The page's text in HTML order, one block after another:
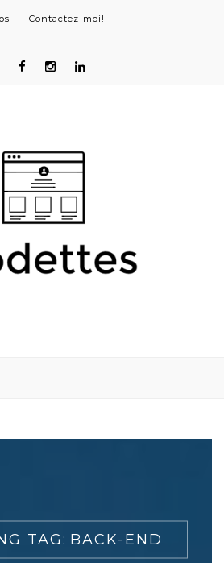
Contactez-moi!
TAG: BACK-END